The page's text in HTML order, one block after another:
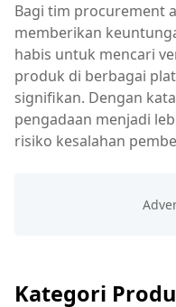
Bagi tim procurement
memberikan
habis untuk mencari
produk di berbagai
signifikan. Dengan
pengadaan menjadi
risiko kesalahan
Kategori